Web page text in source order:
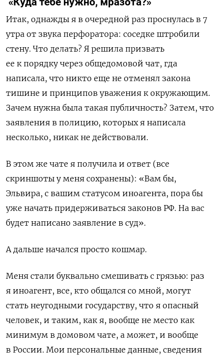
Итак, однажды я в очередной раз проснулась в 7
утра от звука перфоратора: соседке штробили
стену. Что делать? Я решила призвать
ее к порядку через общедомовой чат, гда
написала, что никто еще не отменял закона
тишине и принципов уважения к окружающим.
Зачем нужна была такая публичность? Затем, что
заявления в полицию, которых я написала
несколько, никак не действовали.
В этом же чате я получила и ответ (все
скриншоты у меня сохранены): «Вам бы,
Эльвира, с вашим статусом иноагента, пора бы
уже начать придерживаться законов РФ. На вас
будет написано заявление в суд».
А дальше начался просто кошмар.
Меня стали буквально смешивать с грязью: раз
я иноагент, все, кто общался со мной, могут
стать неугодными государству, что я опасный
человек, и таким, как я, вообще не место как
минимум в домовом чате, а может, и вообще
в России. Мои персональные данные, сведения